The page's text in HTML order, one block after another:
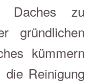
Daches zu
gründlichen
kümmern
Reinigung